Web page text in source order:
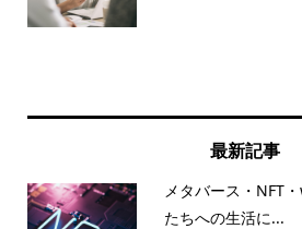
最新記事
メタバース・NFT
たちへの生活に...